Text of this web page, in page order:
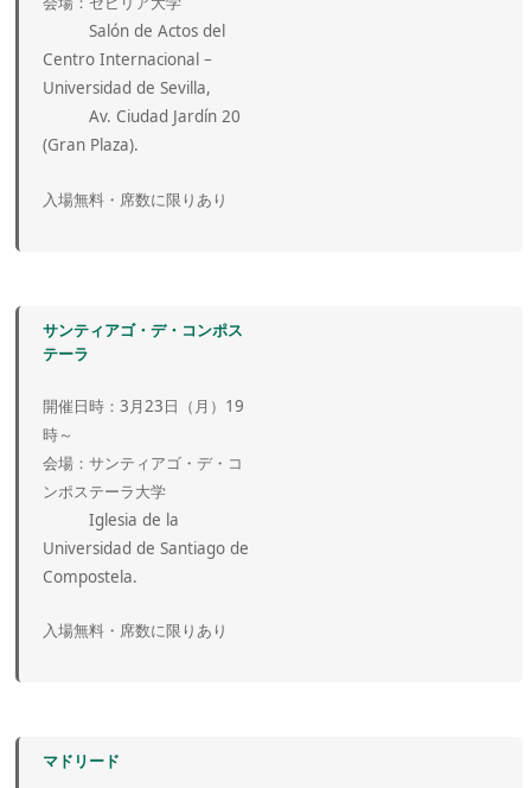
Salón de Actos del
Centro Internacional –
Universidad de Sevilla,
Av. Ciudad Jardín 20
(Gran Plaza).
入場無料・席数に限りあり
サンティアゴ・デ・コンポス
テーラ
開催日時：3月23日（月）19
時～
会場：サンティアゴ・デ・コ
ンポステーラ大学
Iglesia de la
Universidad de Santiago de
Compostela.
入場無料・席数に限りあり
マドリード